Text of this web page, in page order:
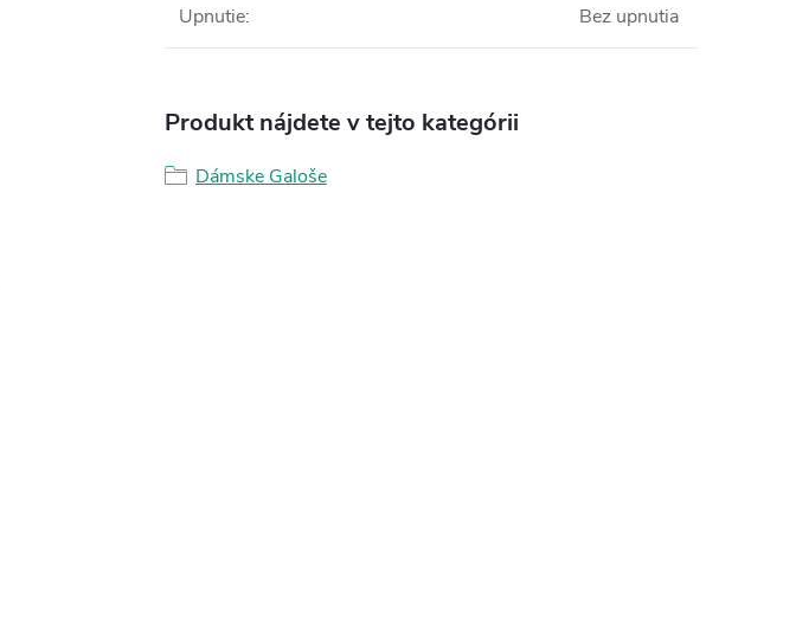
Upnutie: Bez upnutia
Produkt nájdete v tejto kategórii
Dámske Galoše